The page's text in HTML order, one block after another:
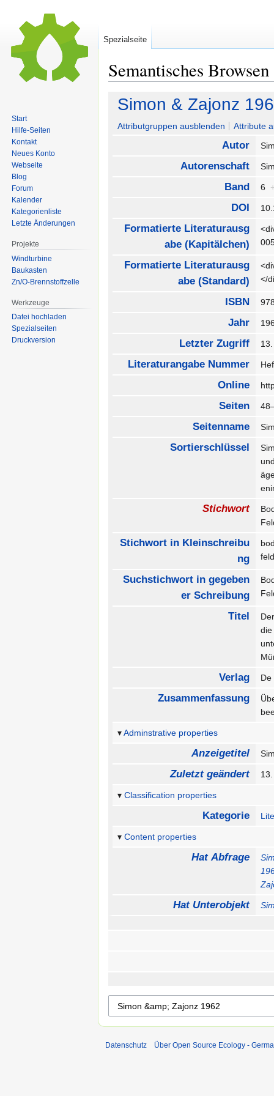
Semantisches Browsen
Zur
Navigation
springen
Zur
Suche
springen
Simon & Zajonz
Attributgruppen ausblenden Attribute
Autor
Autorenschaft
Band 6
DOI
Formatierte Literaturausg
abe (Kapitälchen)
Formatierte Literaturausg
abe (Standard)
</
ISBN
Jahr
Letzter Zugriff
Literaturangabe Nummer
Online
Seiten
Seitenname
Sortierschlüssel
Stichwort
Stichwort in Kleinschreibu
ng
Suchstichwort in gegeben
er Schreibung
Titel
Verlag
Zusammenfassung
Adminstrative properties
Anzeigetitel
Zuletzt geändert
Classification properties
Kategorie
Content properties
Hat Abfrage
Hat Unterobjekt
Spezialseite
Start
Hilfe-Seiten
Kontakt
Neues Konto
Webseite
Blog
Forum
Kalender
Kategorienliste
Letzte Änderungen
Projekte
Windturbine
Baukasten
Zn/O-Brennstoffzelle
Werkzeuge
Datei hochladen
Spezialseiten
Druckversion
Datenschutz Über Open Source Ecology -